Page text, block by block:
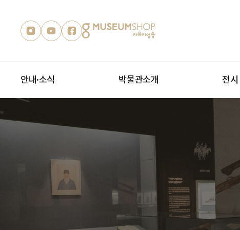
안내·소식 박물관소개 전시